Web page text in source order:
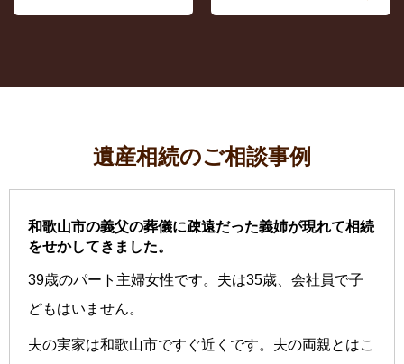
遺産相続のご相談事例
和歌山市の義父の葬儀に疎遠だった義姉が現れて相続
をせかしてきました。
39歳のパート主婦女性です。夫は35歳、会社員で子
どもはいません。
夫の実家は和歌山市ですぐ近くです。夫の両親とはこ